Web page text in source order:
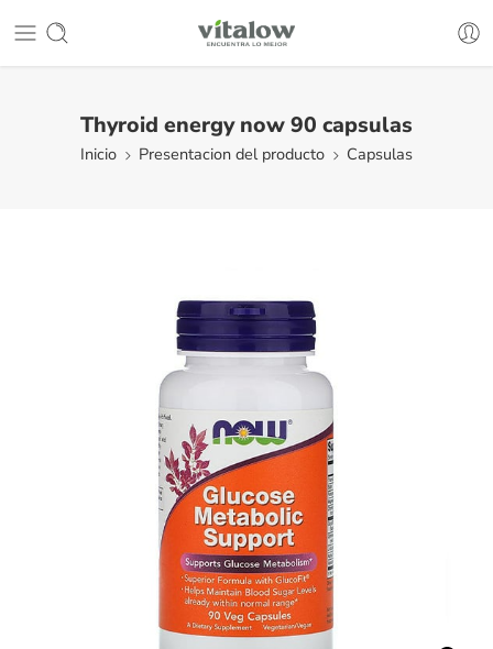
Thyroid energy now 90 capsulas
Inicio Presentacion del producto Capsulas